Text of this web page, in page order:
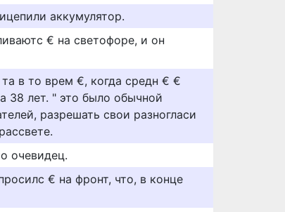
аккумулятор.
€ на светофоре, и он
в то врем €, когда средн € €
38 лет. " это было обычной
разрешать свои разногласи
очевидец.
€ на фронт, что, в конце